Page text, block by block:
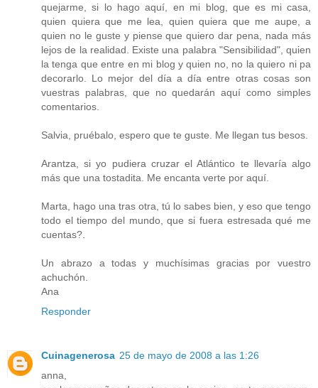
quejarme, si lo hago aquí, en mi blog, que es mi casa,
quien quiera que me lea, quien quiera que me aupe, a
quien no le guste y piense que quiero dar pena, nada más
lejos de la realidad. Existe una palabra "Sensibilidad", quien
la tenga que entre en mi blog y quien no, no la quiero ni pa
decorarlo. Lo mejor del día a día entre otras cosas son
vuestras palabras, que no quedarán aquí como simples
comentarios.
Salvia, pruébalo, espero que te guste. Me llegan tus besos.
Arantza, si yo pudiera cruzar el Atlántico te llevaría algo
más que una tostadita. Me encanta verte por aquí.
Marta, hago una tras otra, tú lo sabes bien, y eso que tengo
todo el tiempo del mundo, que si fuera estresada qué me
cuentas?.
Un abrazo a todas y muchísimas gracias por vuestro
achuchón.
Ana
Responder
Cuinagenerosa 25 de mayo de 2008 a las 1:26
anna,